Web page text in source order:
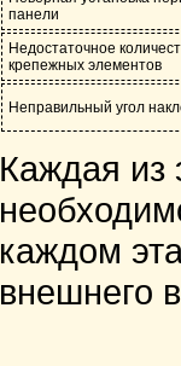
панели
Недостаточное
крепежных элементов
Неправильный угол
Каждая из
каждом
внешнего